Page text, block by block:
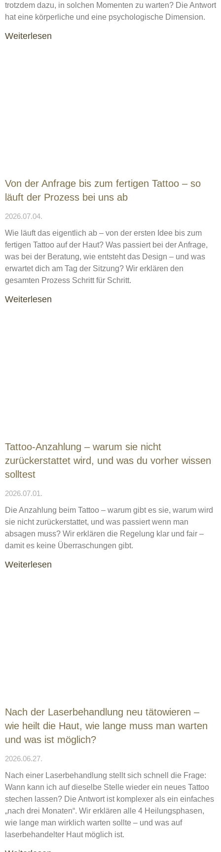
trotzdem dazu, in solchen Momenten zu warten? Die Antwort
hat eine körperliche und eine psychologische Dimension.
Weiterlesen
Von der Anfrage bis zum fertigen Tattoo – so
läuft der Prozess bei uns ab
2026.07.04.
Wie läuft das eigentlich ab – von der ersten Idee bis zum
fertigen Tattoo auf der Haut? Was passiert bei der Anfrage,
was bei der Beratung, wie entsteht das Design – und was
erwartet dich am Tag der Sitzung? Wir erklären den
gesamten Prozess Schritt für Schritt.
Weiterlesen
Tattoo-Anzahlung – warum sie nicht
zurückerstattet wird, und was du vorher wissen
solltest
2026.07.01.
Die Anzahlung beim Tattoo – warum gibt es sie, warum wird
sie nicht zurückerstattet, und was passiert wenn man
absagen muss? Wir erklären die Regelung klar und fair –
damit es keine Überraschungen gibt.
Weiterlesen
Nach der Laserbehandlung neu tätowieren –
wie heilt die Haut, wie lange muss man warten
und was ist möglich?
2026.06.27.
Nach einer Laserbehandlung stellt sich schnell die Frage:
Wann kann ich auf dieselbe Stelle wieder ein neues Tattoo
stechen lassen? Die Antwort ist komplexer als ein einfaches
„nach drei Monaten“. Wir erklären alle 4 Heilungsphasen,
wie lange man wirklich warten sollte – und was auf
laserbehandelter Haut möglich ist.